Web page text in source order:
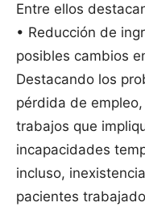
Entre ellos
• Reducción de
posibles cambios
Destacando los
pérdida de
trabajos que
incapacidades
incluso,
pacientes